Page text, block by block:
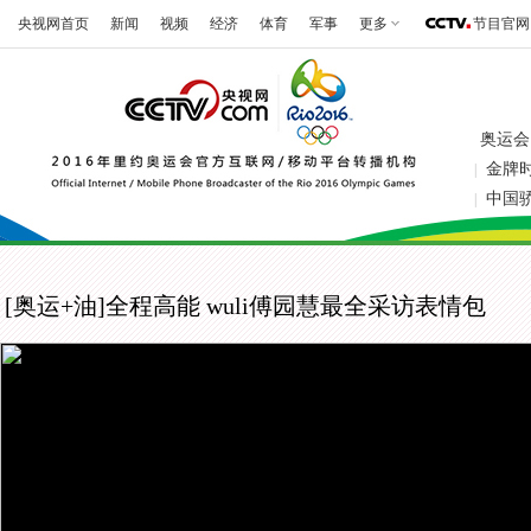
央视网首页 新闻 视频 经济 体育 军事 更多 节目官网
奥运会
金牌
中国
[奥运+油]全程高能 wuli傅园慧最全采访表情包